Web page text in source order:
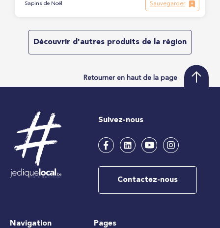
Sapins de Noël Sauvegarder
Découvrir d'autres produits de la région
Retourner en haut de la page
Suivez-nous
Contactez-nous
Navigation Pages